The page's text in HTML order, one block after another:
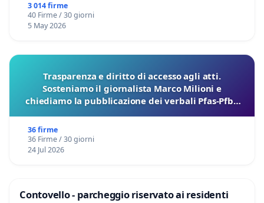
3 014 firme
40 Firme / 30 giorni
5 May 2026
Trasparenza e diritto di accesso agli atti.
Sosteniamo il giornalista Marco Milioni e
chiediamo la pubblicazione dei verbali Pfas-Pfba
36 firme
36 Firme / 30 giorni
24 Jul 2026
Contovello - parcheggio riservato ai residenti